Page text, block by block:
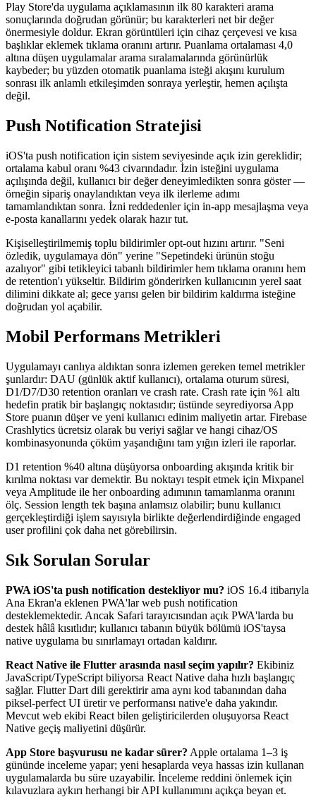
Play Store'da uygulama açıklamasının ilk 80 karakteri arama
sonuçlarında doğrudan görünür; bu karakterleri net bir değer
önermesiyle doldur. Ekran görüntüleri için cihaz çerçevesi ve kısa
başlıklar eklemek tıklama oranını artırır. Puanlama ortalaması 4,0
altına düşen uygulamalar arama sıralamalarında görünürlük
kaybeder; bu yüzden otomatik puanlama isteği akışını kurulum
sonrası ilk anlamlı etkileşimden sonraya yerleştir, hemen açılışta
değil.
Push Notification Stratejisi
iOS'ta push notification için sistem seviyesinde açık izin gereklidir;
ortalama kabul oranı %43 civarındadır. İzin isteğini uygulama
açılışında değil, kullanıcı bir değer deneyimledikten sonra göster —
örneğin sipariş onaylandıktan veya ilk ilerleme adımı
tamamlandıktan sonra. İzni reddedenler için in-app mesajlaşma veya
e-posta kanallarını yedek olarak hazır tut.
Kişiselleştirilmemiş toplu bildirimler opt-out hızını artırır. "Seni
özledik, uygulamaya dön" yerine "Sepetindeki ürünün stoğu
azalıyor" gibi tetikleyici tabanlı bildirimler hem tıklama oranını hem
de retention'ı yükseltir. Bildirim gönderirken kullanıcının yerel saat
dilimini dikkate al; gece yarısı gelen bir bildirim kaldırma isteğine
doğrudan yol açabilir.
Mobil Performans Metrikleri
Uygulamayı canlıya aldıktan sonra izlemen gereken temel metrikler
şunlardır: DAU (günlük aktif kullanıcı), ortalama oturum süresi,
D1/D7/D30 retention oranları ve crash rate. Crash rate için %1 altı
hedefin pratik bir başlangıç noktasıdır; üstünde seyrediyorsa App
Store puanın düşer ve yeni kullanıcı edinim maliyetin artar. Firebase
Crashlytics ücretsiz olarak bu veriyi sağlar ve hangi cihaz/OS
kombinasyonunda çöküm yaşandığını tam yığın izleri ile raporlar.
D1 retention %40 altına düşüyorsa onboarding akışında kritik bir
kırılma noktası var demektir. Bu noktayı tespit etmek için Mixpanel
veya Amplitude ile her onboarding adımının tamamlanma oranını
ölç. Session length tek başına anlamsız olabilir; bunu kullanıcı
gerçekleştirdiği işlem sayısıyla birlikte değerlendirdiğinde engaged
user profilini çok daha net görebilirsin.
Sık Sorulan Sorular
PWA iOS'ta push notification destekliyor mu? iOS 16.4 itibarıyla
Ana Ekran'a eklenen PWA'lar web push notification
desteklemektedir. Ancak Safari tarayıcısından açık PWA'larda bu
destek hâlâ kısıtlıdır; kullanıcı tabanın büyük bölümü iOS'taysa
native uygulama bu sınırlamayı ortadan kaldırır.
React Native ile Flutter arasında nasıl seçim yapılır? Ekibiniz
JavaScript/TypeScript biliyorsa React Native daha hızlı başlangıç
sağlar. Flutter Dart dili gerektirir ama aynı kod tabanından daha
piksel-perfect UI üretir ve performansı native'e daha yakındır.
Mevcut web ekibi React bilen geliştiricilerden oluşuyorsa React
Native geçiş maliyetini düşürür.
App Store başvurusu ne kadar sürer? Apple ortalama 1–3 iş
gününde inceleme yapar; yeni hesaplarda veya hassas izin kullanan
uygulamalarda bu süre uzayabilir. İnceleme reddini önlemek için
kılavuzlara aykırı herhangi bir API kullanımını açıkça beyan et.